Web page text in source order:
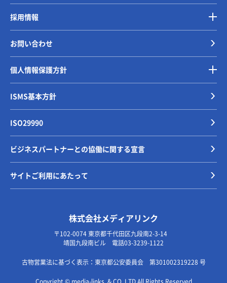
採用情報
お問い合わせ
個人情報保護方針
ISMS基本方針
ISO29990
ビジネスパートナーとの協働に関する宣言
サイトご利用にあたって
株式会社メディアリンク
〒102-0074 東京都千代田区九段南2-3-14
靖国九段南ビル 電話03-3239-1122
古物営業法に基づく表示：東京都公安委員会 第301002319228 号